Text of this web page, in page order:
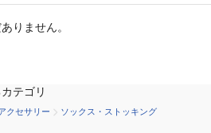
りません。
テゴリ
クセサリー ソックス・ストッキング